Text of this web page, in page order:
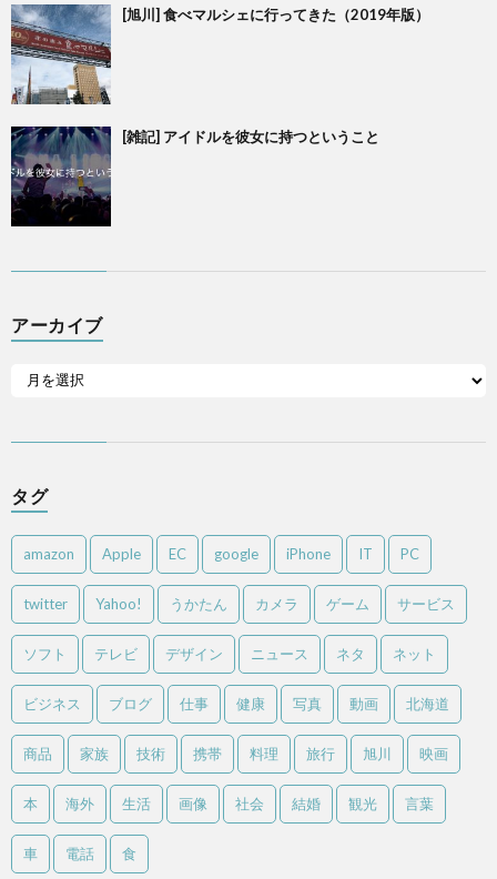
[旭川] 食べマルシェに行ってきた（2019年版）
[雑記] アイドルを彼女に持つということ
アーカイブ
タグ
amazon Apple EC google iPhone IT PC
twitter Yahoo! うかたん カメラ ゲーム サービス
ソフト テレビ デザイン ニュース ネタ ネット
ビジネス ブログ 仕事 健康 写真 動画 北海道
商品 家族 技術 携帯 料理 旅行 旭川 映画
本 海外 生活 画像 社会 結婚 観光 言葉
車 電話 食